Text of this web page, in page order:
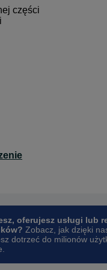
części
oferujesz usługi lub
Zobacz, jak dzięki
dotrzeć do milionów